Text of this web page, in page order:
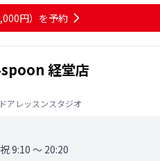
円） を予約
経堂店
アレッスンスタジオ
9:10 〜 20:20